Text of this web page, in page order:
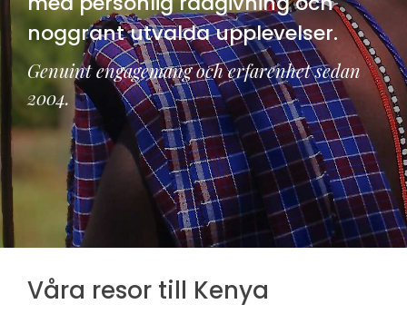
noggrant utvalda upplevelser.
Genuint engagemang och erfarenhet sedan
2004.
Våra resor till Kenya